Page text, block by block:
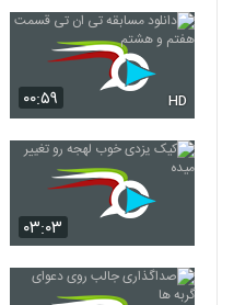
۰۰:۵۹ HD
۰۳:۰۳